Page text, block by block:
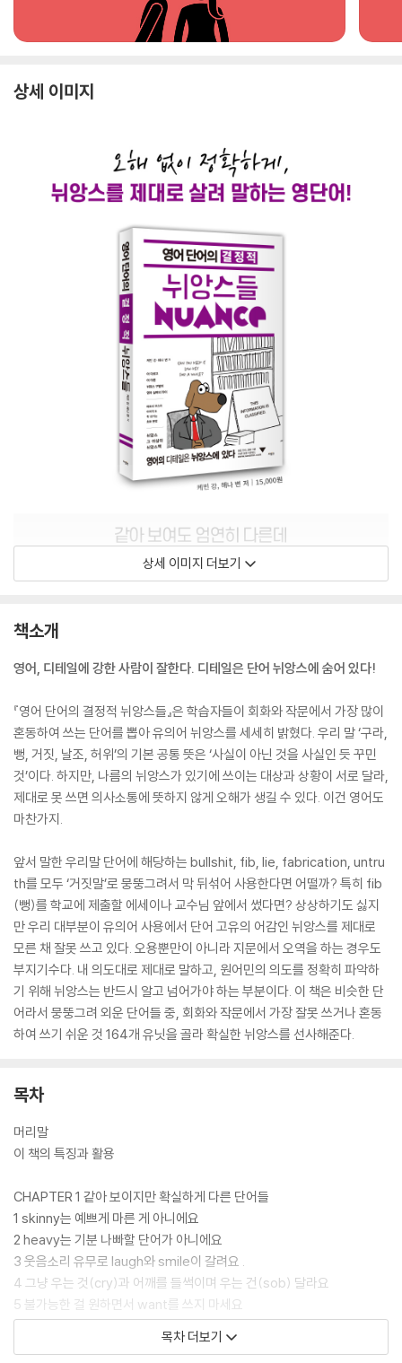
상세 이미지
상세 이미지 더보기
책소개
영어, 디테일에 강한 사람이 잘한다. 디테일은 단어 뉘앙스에 숨어 있다!
『영어 단어의 결정적 뉘앙스들』은 학습자들이 회화와 작문에서 가장 많이
혼동하여 쓰는 단어를 뽑아 유의어 뉘앙스를 세세히 밝혔다. 우리 말 ‘구라,
뻥, 거짓, 날조, 허위’의 기본 공통 뜻은 ‘사실이 아닌 것을 사실인 듯 꾸민
것’이다. 하지만, 나름의 뉘앙스가 있기에 쓰이는 대상과 상황이 서로 달라,
제대로 못 쓰면 의사소통에 뜻하지 않게 오해가 생길 수 있다. 이건 영어도
마찬가지.
앞서 말한 우리말 단어에 해당하는 bullshit, fib, lie, fabrication, untru
th를 모두 ‘거짓말’로 뭉뚱그려서 막 뒤섞어 사용한다면 어떨까? 특히 fib
(뻥)를 학교에 제출할 에세이나 교수님 앞에서 썼다면? 상상하기도 싫지
만 우리 대부분이 유의어 사용에서 단어 고유의 어감인 뉘앙스를 제대로
모른 채 잘못 쓰고 있다. 오용뿐만이 아니라 지문에서 오역을 하는 경우도
부지기수다. 내 의도대로 제대로 말하고, 원어민의 의도를 정확히 파악하
기 위해 뉘앙스는 반드시 알고 넘어가야 하는 부분이다. 이 책은 비슷한 단
어라서 뭉뚱그려 외운 단어들 중, 회화와 작문에서 가장 잘못 쓰거나 혼동
하여 쓰기 쉬운 것 164개 유닛을 골라 확실한 뉘앙스를 선사해준다.
목차
머리말
이 책의 특징과 활용
CHAPTER 1 같아 보이지만 확실하게 다른 단어들
1 skinny는 예쁘게 마른 게 아니에요
2 heavy는 기분 나빠할 단어가 아니에요
3 웃음소리 유무로 laugh와 smile이 갈려요 .
4 그냥 우는 것(cry)과 어깨를 들썩이며 우는 건(sob) 달라요
5 불가능한 걸 원하면서 want를 쓰지 마세요
WANT, WOULD, HOPE, WISH의 디테일
6 포함하다는 무조건 contain일까요?
목차 더보기